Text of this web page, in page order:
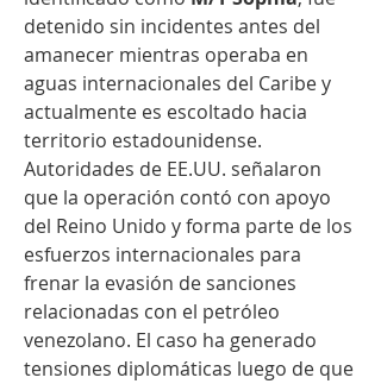
detenido sin incidentes antes del
amanecer mientras operaba en
aguas internacionales del Caribe y
actualmente es escoltado hacia
territorio estadounidense.
Autoridades de EE.UU. señalaron
que la operación contó con apoyo
del Reino Unido y forma parte de los
esfuerzos internacionales para
frenar la evasión de sanciones
relacionadas con el petróleo
venezolano. El caso ha generado
tensiones diplomáticas luego de que